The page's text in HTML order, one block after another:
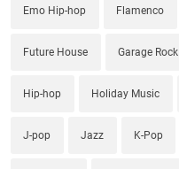
Emo Hip-hop Flamenco
Future House Garage Rock
Hip-hop Holiday Music
J-pop Jazz K-Pop